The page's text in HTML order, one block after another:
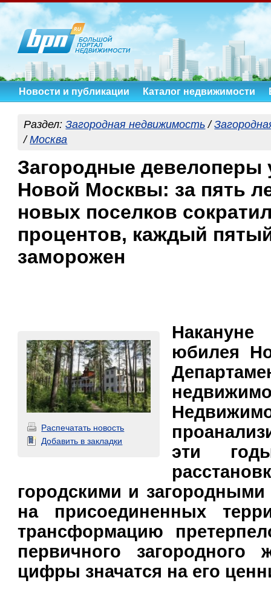
Новости и публикации Каталог недвижимости
Раздел:Загородная недвижимость /
/Москва
Загородные девелоперы
Новой Москвы: за пять
новых поселков
процентов, каждый
заморожен
Распечатать новость
Добавить в закладки
юбилея
эти
городскими и загородными
на присоединенных
трансформацию
первичного
цифры значатся на его